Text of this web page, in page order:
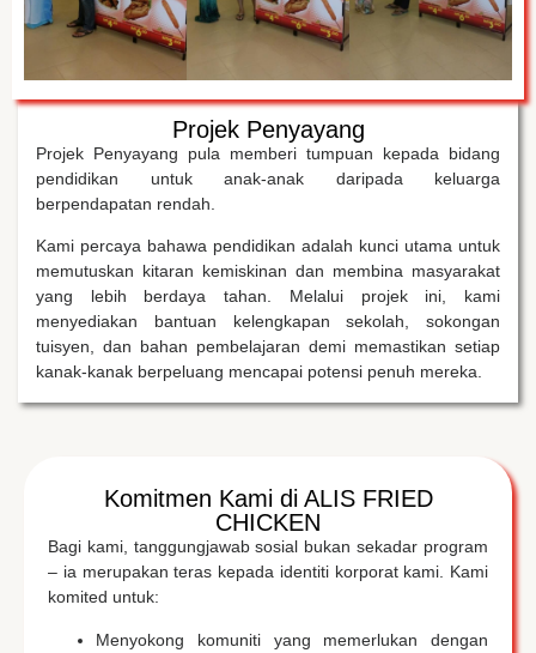
Projek Penyayang
Projek Penyayang pula memberi tumpuan kepada bidang
pendidikan untuk anak-anak daripada keluarga
berpendapatan rendah.
Kami percaya bahawa pendidikan adalah kunci utama untuk
memutuskan kitaran kemiskinan dan membina masyarakat
yang lebih berdaya tahan. Melalui projek ini, kami
menyediakan bantuan kelengkapan sekolah, sokongan
tuisyen, dan bahan pembelajaran demi memastikan setiap
kanak-kanak berpeluang mencapai potensi penuh mereka.
Komitmen Kami di ALIS FRIED
CHICKEN
Bagi kami, tanggungjawab sosial bukan sekadar program
– ia merupakan teras kepada identiti korporat kami. Kami
komited untuk:
Menyokong komuniti yang memerlukan dengan